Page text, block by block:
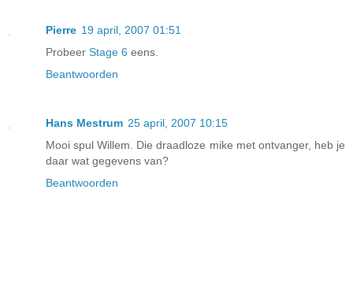
Pierre 19 april, 2007 01:51
Probeer Stage 6 eens.
Beantwoorden
Hans Mestrum 25 april, 2007 10:15
Mooi spul Willem. Die draadloze mike met ontvanger, heb je
daar wat gegevens van?
Beantwoorden